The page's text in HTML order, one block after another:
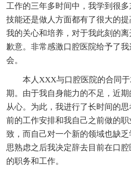
工作的三年多时间中，我学到很
技能还是做人方面都有了很大的
我的关心和培养，对于我此刻的
歉意。非常感激口腔医院给予了
会。
本人XXX与口腔医院的合同
期。由于我自身能力的不足，近
从心。为此，我进行了长时间的
前的工作安排和我自己之前做的
致，而自己对一个新的领域也缺
思熟虑之后我决定辞去目前在口
的职务和工作。